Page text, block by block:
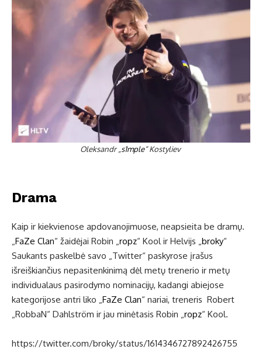
Oleksandr „s1mple“ Kostyliev
Drama
Kaip ir kiekvienose apdovanojimuose, neapsieita be dramų.
FaZe Clan“ žaidėjai Robin „ ropz“ Kool ir Helvijs „ broky“
Saukants paskelbė savo „Twitter“ paskyrose įrašus
išreiškiančius nepasitenkinimą dėl metų trenerio ir metų
individualaus pasirodymo nominacijų, kadangi abiejose
kategorijose antri liko „ FaZe Clan“ nariai, treneris Robert
„⁠RobbaN⁠“ Dahlström ir jau minėtasis Robin „ ropz“ Kool.
https://twitter.com/broky/status/1614346727892426755